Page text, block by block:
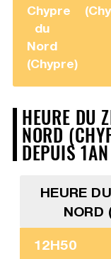
Chypre
du
Nord
(Chypre)
HEURE DU
NORD
DEPUIS 1AN
HEURE
NORD
12H50